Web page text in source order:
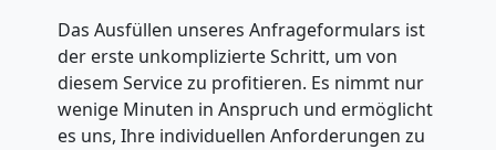
Das Ausfüllen unseres Anfrageformulars ist
der erste unkomplizierte Schritt, um von
diesem Service zu profitieren. Es nimmt nur
wenige Minuten in Anspruch und ermöglicht
es uns, Ihre individuellen Anforderungen zu